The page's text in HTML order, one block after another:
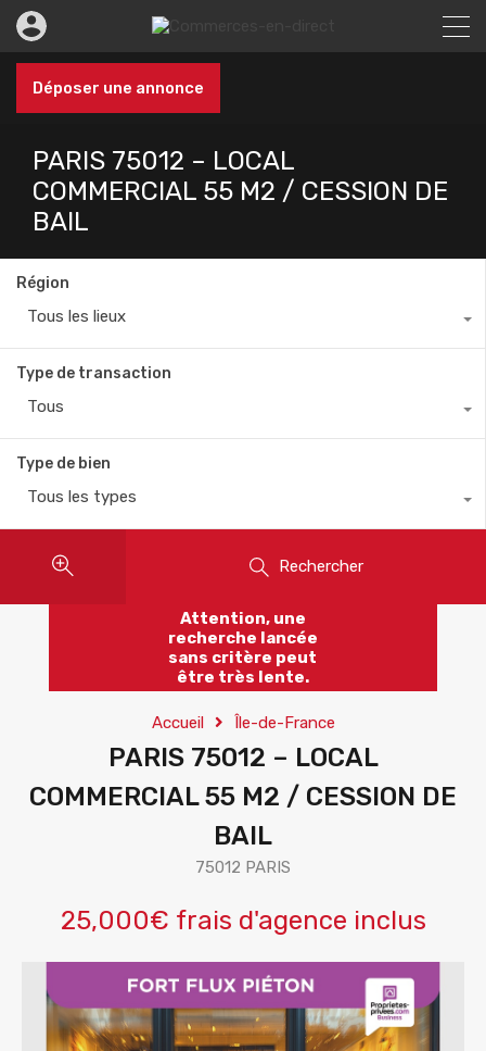
Déposer une annonce
PARIS 75012 – LOCAL
COMMERCIAL 55 M2 / CESSION DE
BAIL
Région
Tous les lieux
Type de transaction
Tous
Type de bien
Tous les types
Rechercher
Attention, une
recherche lancée
sans critère peut
être très lente.
Accueil Île-de-France
PARIS 75012 – LOCAL
COMMERCIAL 55 M2 / CESSION DE
BAIL
75012 PARIS
25,000€ frais d'agence inclus